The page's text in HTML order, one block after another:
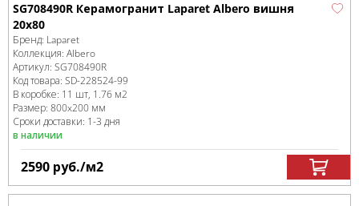
SG708490R Керамогранит Laparet Albero вишня
20х80
Бренд: Laparet
Коллекция: Albero
Артикул: SG708490R
Код товара: SD-228524-99
В коробке: 11 шт, 1.76 м2
Размер: 800x200 мм
Сроки доставки: 1-3 дня
в наличии
2590 руб./м2